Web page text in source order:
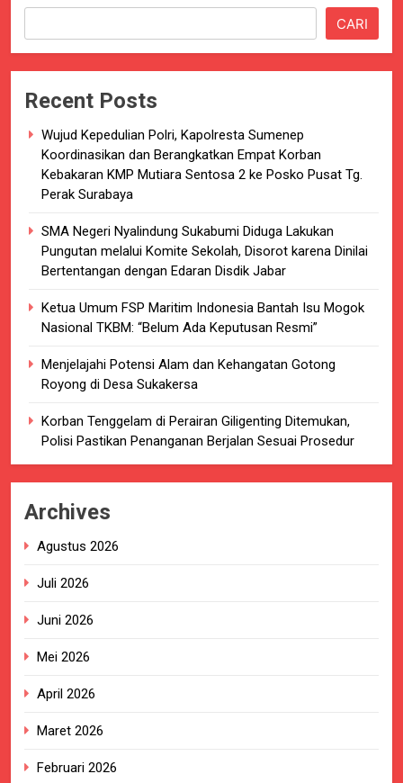
CARI
Recent Posts
Wujud Kepedulian Polri, Kapolresta Sumenep
Koordinasikan dan Berangkatkan Empat Korban
Kebakaran KMP Mutiara Sentosa 2 ke Posko Pusat Tg.
Perak Surabaya
SMA Negeri Nyalindung Sukabumi Diduga Lakukan
Pungutan melalui Komite Sekolah, Disorot karena Dinilai
Bertentangan dengan Edaran Disdik Jabar
Ketua Umum FSP Maritim Indonesia Bantah Isu Mogok
Nasional TKBM: “Belum Ada Keputusan Resmi”
Menjelajahi Potensi Alam dan Kehangatan Gotong
Royong di Desa Sukakersa
Korban Tenggelam di Perairan Giligenting Ditemukan,
Polisi Pastikan Penanganan Berjalan Sesuai Prosedur
Archives
Agustus 2026
Juli 2026
Juni 2026
Mei 2026
April 2026
Maret 2026
Februari 2026